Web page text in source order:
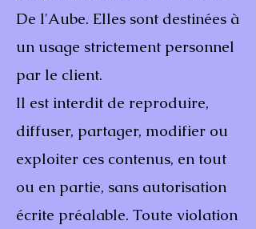
De l'Aube. Elles sont destinées à
un usage strictement personnel
par le client.
Il est interdit de reproduire,
diffuser, partager, modifier ou
exploiter ces contenus, en tout
ou en partie, sans autorisation
écrite préalable. Toute violation